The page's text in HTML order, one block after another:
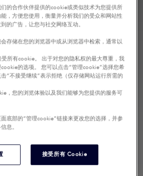
的合作伙伴提供的cookie或类似技术为您提供所
，方便您使用，衡量并分析我们的受众和网站性
的广告，让您与社交网络互动。
存储在您的浏览器中或从浏览器中检索，通常以
所有cookie。 出于对您的隐私权的最大尊重，我
的选项。 您可以点击“管理cookie”选择您希
“不接受继续”表示拒绝（仅存储网站运行所需的
，您的浏览体验以及我们能够为您提供的服务可
底部的“管理cookie”链接来更改您的选择，并参
息。
接受所有 Cookie